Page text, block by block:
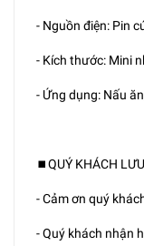
- Nguồn điện: Pin
- Kích thước: Mini
- Ứng dụng: Nấu
⏹️QUÝ KHÁCH
- Cảm ơn quý
- Quý khách nhận